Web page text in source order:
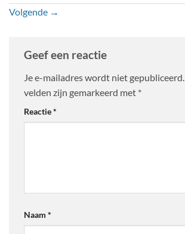
Volgende →
Geef een reactie
Je e-mailadres wordt niet gepubliceerd.
velden zijn gemarkeerd met *
Reactie*
Naam *